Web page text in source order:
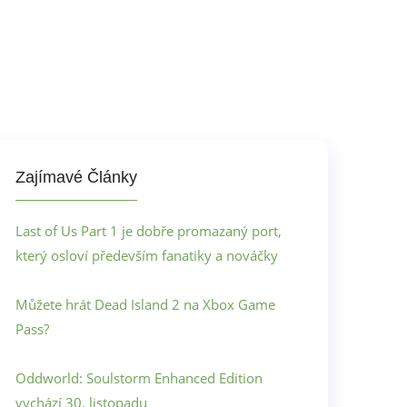
Zajímavé Články
Last of Us Part 1 je dobře promazaný port,
který osloví především fanatiky a nováčky
Můžete hrát Dead Island 2 na Xbox Game
Pass?
Oddworld: Soulstorm Enhanced Edition
vychází 30. listopadu